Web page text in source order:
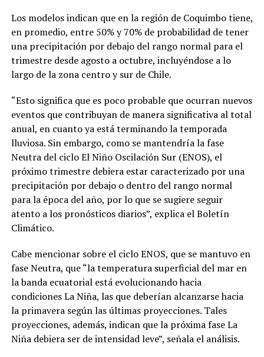
Los modelos indican que en la región de Coquimbo tiene,
en promedio, entre 50% y 70% de probabilidad de tener
una precipitación por debajo del rango normal para el
trimestre desde agosto a octubre, incluyéndose a lo
largo de la zona centro y sur de Chile.
“Esto significa que es poco probable que ocurran nuevos
eventos que contribuyan de manera significativa al total
anual, en cuanto ya está terminando la temporada
lluviosa. Sin embargo, como se mantendría la fase
Neutra del ciclo El Niño Oscilación Sur (ENOS), el
próximo trimestre debiera estar caracterizado por una
precipitación por debajo o dentro del rango normal
para la época del año, por lo que se sugiere seguir
atento a los pronósticos diarios”, explica el Boletín
Climático.
Cabe mencionar sobre el ciclo ENOS, que se mantuvo en
fase Neutra, que “la temperatura superficial del mar en
la banda ecuatorial está evolucionando hacia
condiciones La Niña, las que deberían alcanzarse hacia
la primavera según las últimas proyecciones. Tales
proyecciones, además, indican que la próxima fase La
Niña debiera ser de intensidad leve”, señala el análisis.